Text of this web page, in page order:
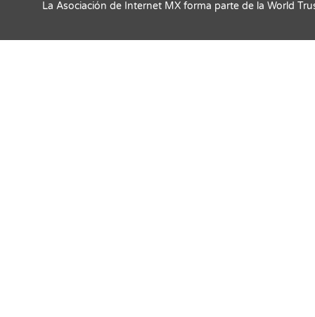
La Asociación de Internet MX forma parte de la World